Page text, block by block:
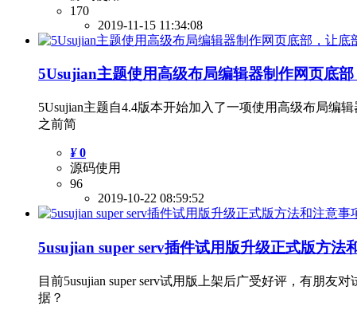
170
2019-11-15 11:34:08
5Usujian主题使用高级布局编辑器制作网页底
5Usujian主题自4.4版本开始加入了一项使用高级布局编
之前简
¥0
源码使用
96
2019-10-22 08:59:52
5usujian super serv插件试用版升级正式版方法
目前5usujian super serv试用版上架后广受好评，有朋
据？